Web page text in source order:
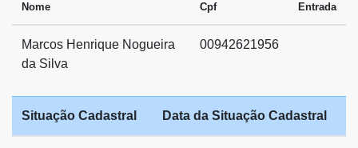
Nome Cpf
Entrada
Marcos Henrique Nogueira
da Silva
00942621956
Situação Cadastral Data da Situação Cadastral